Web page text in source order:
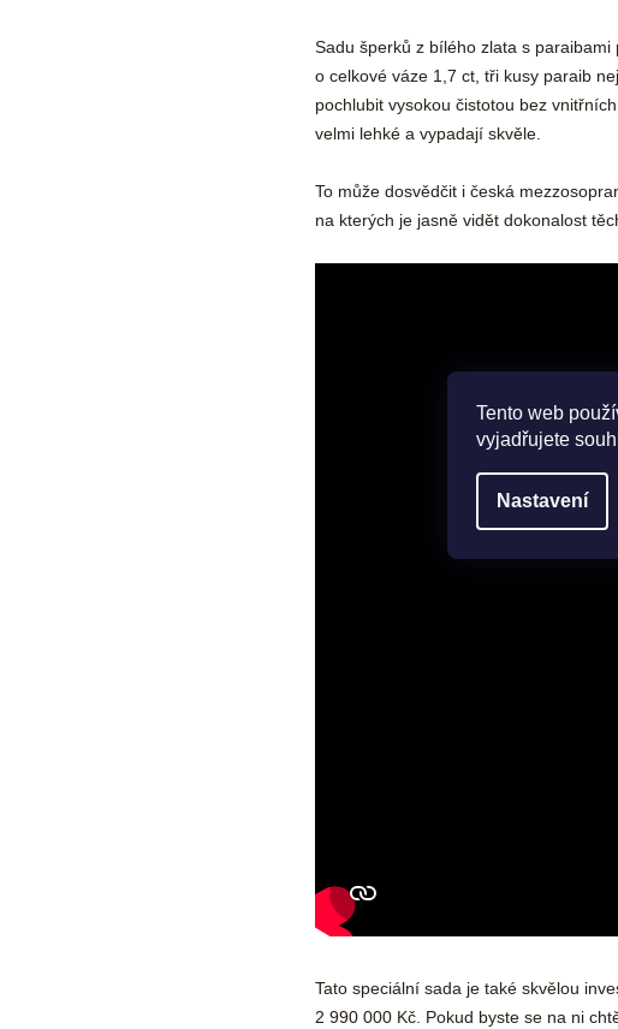
Tento web
vyjadřujete
Nastavení
Sadu šperků z bílého zlata s
o celkové váze 1,7 ct, tři kusy paraib
pochlubit vysokou čistotou bez
velmi lehké a vypadají skvěle.
To může dosvědčit i česká
na kterých je jasně vidět dokonalost
Tato speciální sada je také skvělou
2 990 000 Kč. Pokud byste se na ni